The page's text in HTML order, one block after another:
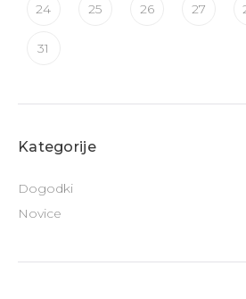
24 25 26 27
31
Kategorije
Dogodki
Novice